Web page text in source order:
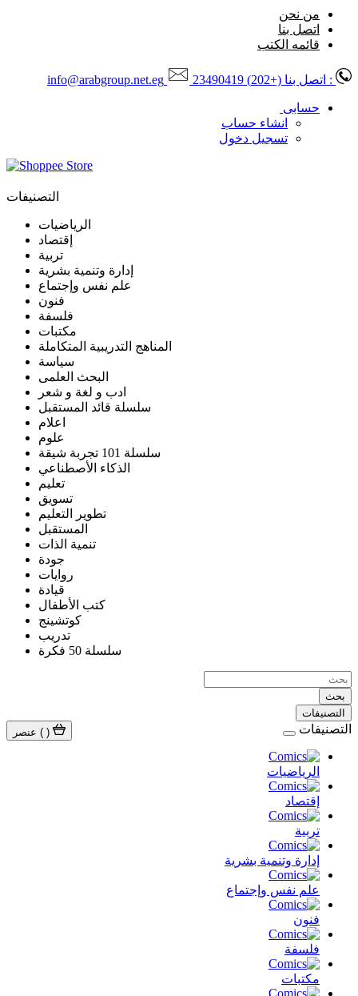
من نحن
اتصل بنا
قائمه الكتب
: اتصل بنا (+202) 23490419
info@arabgroup.net.eg
حسابى
انشاء حساب
تسجيل دخول
التصنيفات
الرياضيات
إقتصاد
تربية
إدارة وتنمية بشرية
علم نفس وإجتماع
فنون
فلسفة
مكتبات
المناهج التدريبية المتكاملة
سياسة
البحث العلمى
ادب و لغة و شعر
سلسلة قائد المستقبل
اعلام
علوم
سلسلة 101 تجربة شيقة
الذكاء الأصطناعي
تعليم
تسويق
تطوير التعليم
المستقبل
تنمية الذات
جودة
روايات
قيادة
كتب الأطفال
كوتشينج
تدريب
سلسلة 50 فكرة
بحث
) عنصر
التصنيفات
التصنيفات
الرياضيات
إقتصاد
تربية
إدارة وتنمية بشرية
علم نفس وإجتماع
فنون
فلسفة
مكتبات